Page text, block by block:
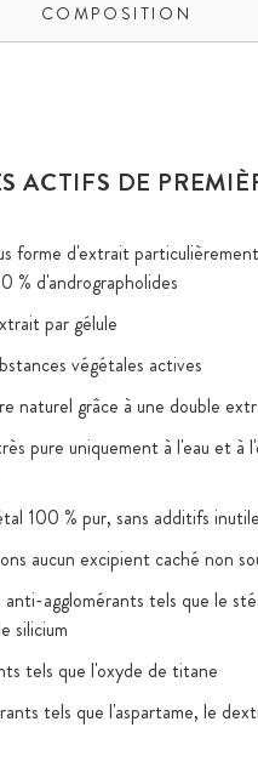
COMPOSITION
ACTIFS DE
forme d'extrait
% d'andrographolides
par gélule
végétales actives
naturel grâce à une double
pure uniquement à l'eau et à
100 % pur, sans additifs
aucun excipient caché non
anti-agglomérants tels que le
silicium
tels que l'oxyde de titane
tels que l'aspartame, le